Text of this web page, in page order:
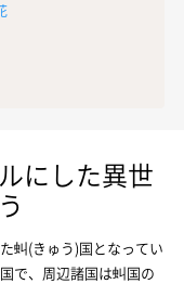
にした異世
虯(きゅう)国となってい
で、周辺諸国は虯国の